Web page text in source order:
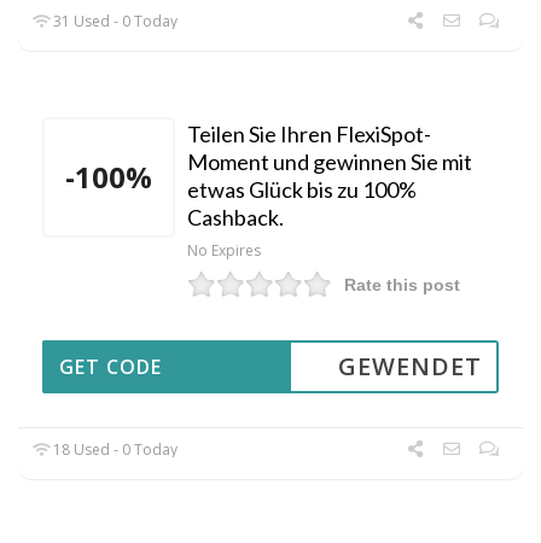
31 Used - 0 Today
-100%
Teilen Sie Ihren FlexiSpot-
Moment und gewinnen Sie mit
etwas Glück bis zu 100%
Cashback.
No Expires
Rate this post
GEWENDET
GET CODE
18 Used - 0 Today